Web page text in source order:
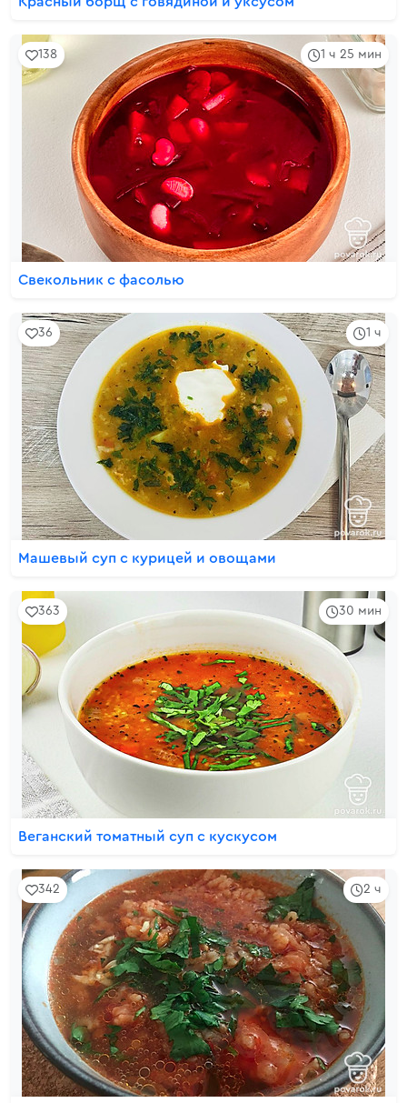
1 ч 25 мин
138
Свекольник с фасолью
1 ч
36
Машевый суп с курицей и овощами
30 мин
363
Веганский томатный суп с кускусом
2 ч
342